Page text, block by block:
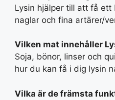
Lysin hjälper till att få ett
naglar och fina artärer/
Vilken mat innehåller
Soja, bönor, linser och
hur du kan få i dig lysin
Vilka är de främsta